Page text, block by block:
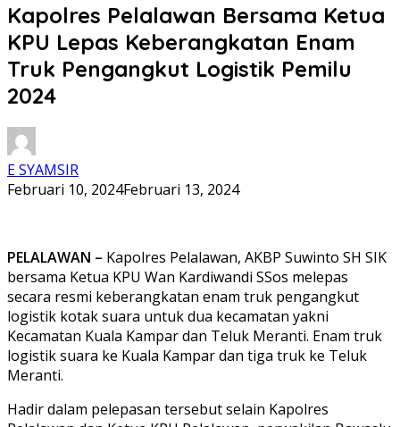
Kapolres Pelalawan Bersama Ketua
KPU Lepas Keberangkatan Enam
Truk Pengangkut Logistik Pemilu
2024
E SYAMSIR
Februari 10, 2024Februari 13, 2024
PELALAWAN – Kapolres Pelalawan, AKBP Suwinto SH SIK
bersama Ketua KPU Wan Kardiwandi SSos melepas
secara resmi keberangkatan enam truk pengangkut
logistik kotak suara untuk dua kecamatan yakni
Kecamatan Kuala Kampar dan Teluk Meranti. Enam truk
logistik suara ke Kuala Kampar dan tiga truk ke Teluk
Meranti.
Hadir dalam pelepasan tersebut selain Kapolres